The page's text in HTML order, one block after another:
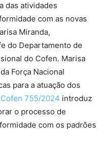
das atividades
com as novas
Miranda,
do Departamento de
do Cofen. Marisa
Força Nacional
para a atuação dos
755/2024 introduz
o processo de
com os padrões